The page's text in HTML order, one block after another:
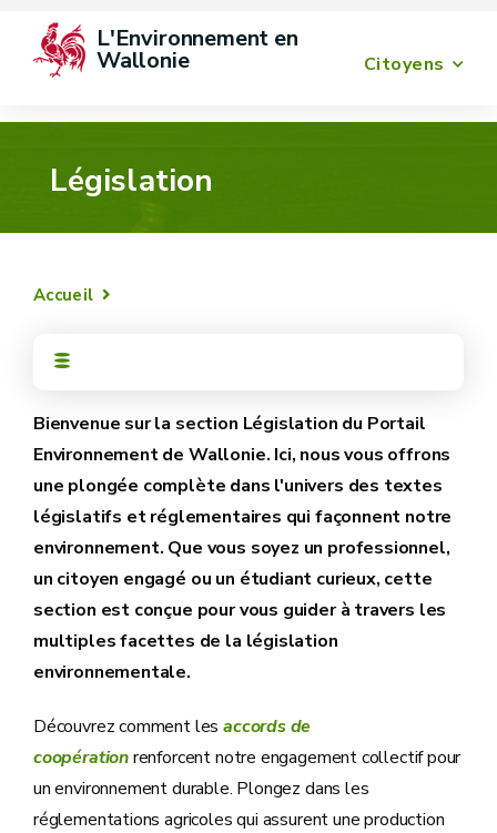
Citoyens
L'Environnement en
Wallonie
Législation
Accueil
Bienvenue sur la section Législation du Portail
Environnement de Wallonie. Ici, nous vous offrons
une plongée complète dans l'univers des textes
législatifs et réglementaires qui façonnent notre
environnement. Que vous soyez un professionnel,
un citoyen engagé ou un étudiant curieux, cette
section est conçue pour vous guider à travers les
multiples facettes de la législation
environnementale.
Découvrez comment lesaccords de
coopérationrenforcent notre engagement collectif pour
un environnement durable. Plongez dans les
réglementations agricoles qui assurent une production